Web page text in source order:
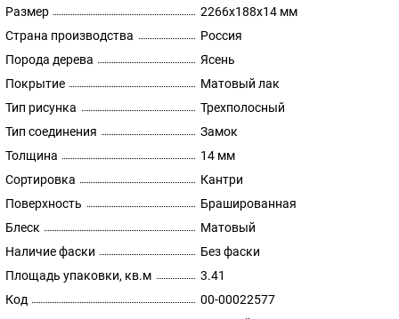
Размер
2266х188х14 мм
Страна производства
Россия
Порода дерева
Ясень
Покрытие
Матовый лак
Тип рисунка
Трехполосный
Тип соединения
Замок
Толщина
14 мм
Сортировка
Кантри
Поверхность
Брашированная
Блеск
Матовый
Наличие фаски
Без фаски
Площадь упаковки, кв.м
3.41
Код
00-00022577